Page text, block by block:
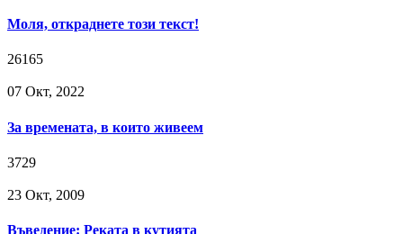
Моля, откраднете този текст!
26165
07 Окт, 2022
За времената, в които живеем
3729
23 Окт, 2009
Въведение: Реката в кутията